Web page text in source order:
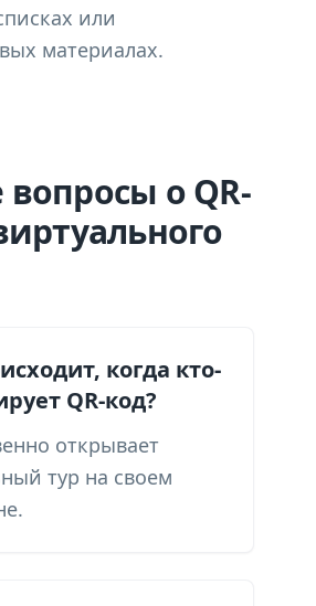
или
материалах.
о QR-
когда кто-
QR-код?
открывает
тур на своем